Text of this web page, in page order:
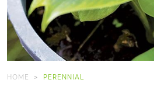
HOME
PERENNIAL